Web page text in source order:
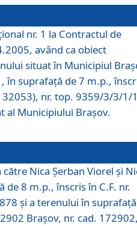
nr. 1 la Contractul de
având ca obiect
situat în Municipiul
în suprafață de 7 m.p.,
32053), nr. top. 9359/3/3/1/
al Municipiului Brașov.
Nica Șerban Viorel și
8 m.p., înscris în C.F. nr.
și a terenului în
Brașov, nr. cad.